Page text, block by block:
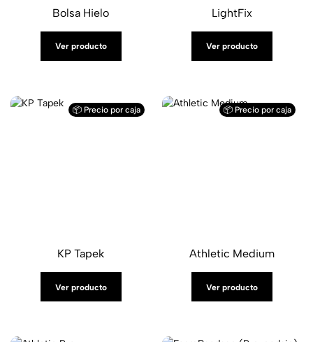
Bolsa Hielo
Ver producto
LightFix
Ver producto
📦 Precio por caja
KP Tapek
Ver producto
📦 Precio por caja
Athletic Medium
Ver producto